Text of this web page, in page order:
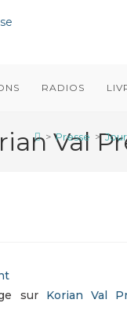
RADIOS
Val
> Presse >
sur Korian Val